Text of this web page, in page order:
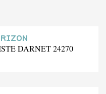
DARNET 24270